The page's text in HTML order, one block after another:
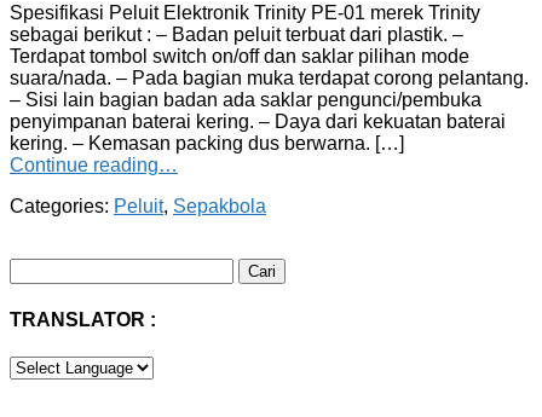
Spesifikasi Peluit Elektronik Trinity PE-01 merek Trinity
sebagai berikut : – Badan peluit terbuat dari plastik. –
Terdapat tombol switch on/off dan saklar pilihan mode
suara/nada. – Pada bagian muka terdapat corong pelantang.
– Sisi lain bagian badan ada saklar pengunci/pembuka
penyimpanan baterai kering. – Daya dari kekuatan baterai
kering. – Kemasan packing dus berwarna. […]
Continue reading…
Categories: Peluit, Sepakbola
untuk:
TRANSLATOR :